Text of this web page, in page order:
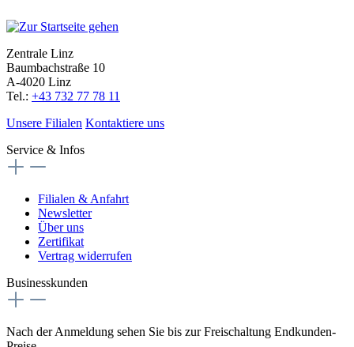
Zentrale Linz
Baumbachstraße 10
A-4020 Linz
Tel.: +43 732 77 78 11
Unsere Filialen Kontaktiere uns
Service & Infos
Filialen & Anfahrt
Newsletter
Über uns
Zertifikat
Vertrag widerrufen
Businesskunden
Nach der Anmeldung sehen Sie bis zur Freischaltung Endkunden-